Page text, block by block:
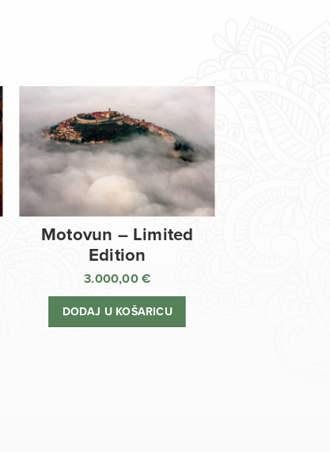
Motovun – Limited
Edition
3.000,00 €
DODAJ U KOŠARICU